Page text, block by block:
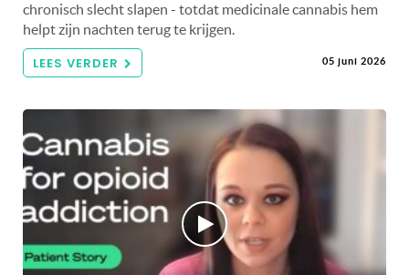
chronisch slecht slapen - totdat medicinale cannabis hem
helpt zijn nachten terug te krijgen.
LEES VERDER 05 juni 2026